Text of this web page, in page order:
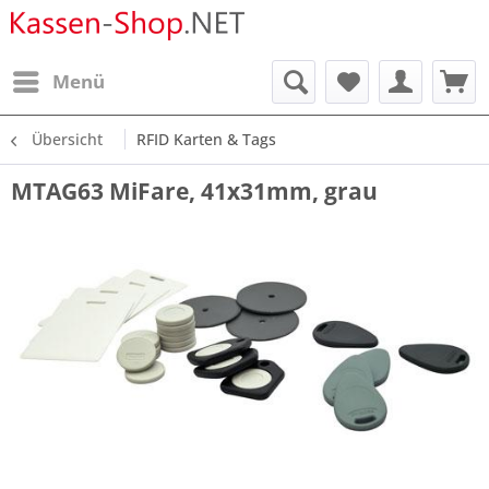
Menü
Übersicht RFID Karten & Tags
MTAG63 MiFare, 41x31mm, grau